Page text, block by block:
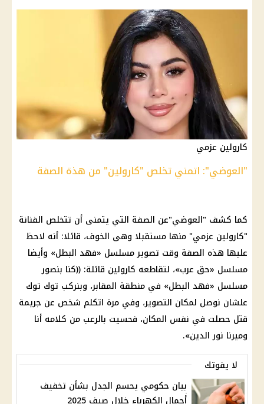
كارولين عزمي
"العوضي": اتمني تخلص "كارولين" من هذة الصفة
كما كشف "العوضي"عن الصفة التي يتمنى أن تتخلص الفنانة
"كارولين عزمي" منها مستقبلا وهى الخوف، قائلا: أنه لاحظ
عليها هذه الصفة وقت تصوير مسلسل «فهد البطل» وأيضا
مسلسل «حق عرب»، لتقاطعه كارولين قائلة: ((كنا بنصور
مسلسل «فهد البطل» في منطقة المقابر، وبنركب توك توك
علشان نوصل لمكان التصوير، وفي مرة اتكلم شخص عن جريمة
قتل حصلت في نفس المكان، فحسيت بالرعب من كلامه أنا
وميرنا نور الدين».
لا يفوتك
بيان حكومي يحسم الجدل بشأن تخفيف